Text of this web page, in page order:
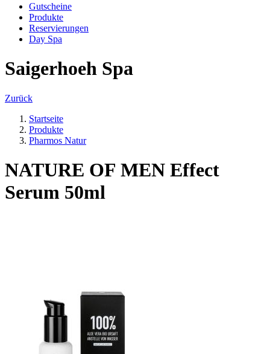
Gutscheine
Produkte
Reservierungen
Day Spa
Saigerhoeh Spa
Zurück
Startseite
Produkte
Pharmos Natur
NATURE OF MEN Effect
Serum 50ml